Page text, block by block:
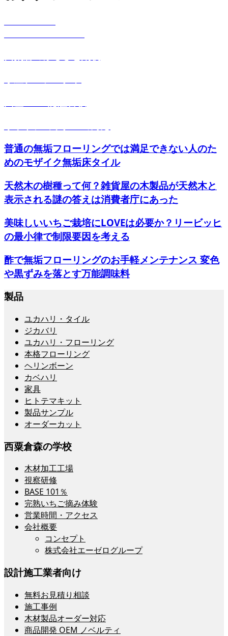
普通の無垢フローリングでは満足できない人のた
めのモザイク無垢床タイル
天然木の樹種って何？雑貨屋の木製品が天然木と
表示される謎の答えは消費者庁にあった
美味しいいちご栽培にLOVEは必要か？リービッヒ
の最小律で制限要因を考える
酢で無垢フローリングのお手軽メンテナンス 変色
や黒ずみを落とす万能調味料
製品
ユカハリ・タイル
ジカバリ
ユカハリ・フローリング
本格フローリング
ヘリンボーン
カベハリ
家具
ヒトテマキット
製品サンプル
オーダーカット
西粟倉森の学校
木材加工工場
視察研修
BASE 101％
完熟いちご摘み体験
営業時間・アクセス
会社概要
コンセプト
株式会社エーゼログループ
設計施工業者向け
無料お見積り相談
施工事例
木材製品オーダー対応
商品開発 OEM ノベルティ